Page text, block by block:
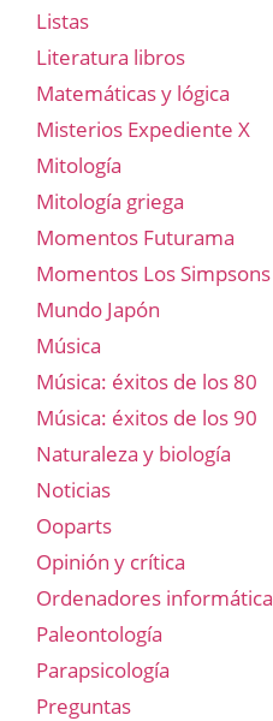
Listas
Literatura libros
Matemáticas y lógica
Misterios Expediente X
Mitología
Mitología griega
Momentos Futurama
Momentos Los Simpsons
Mundo Japón
Música
Música: éxitos de los 80
Música: éxitos de los 90
Naturaleza y biología
Noticias
Ooparts
Opinión y crítica
Ordenadores informática
Paleontología
Parapsicología
Preguntas